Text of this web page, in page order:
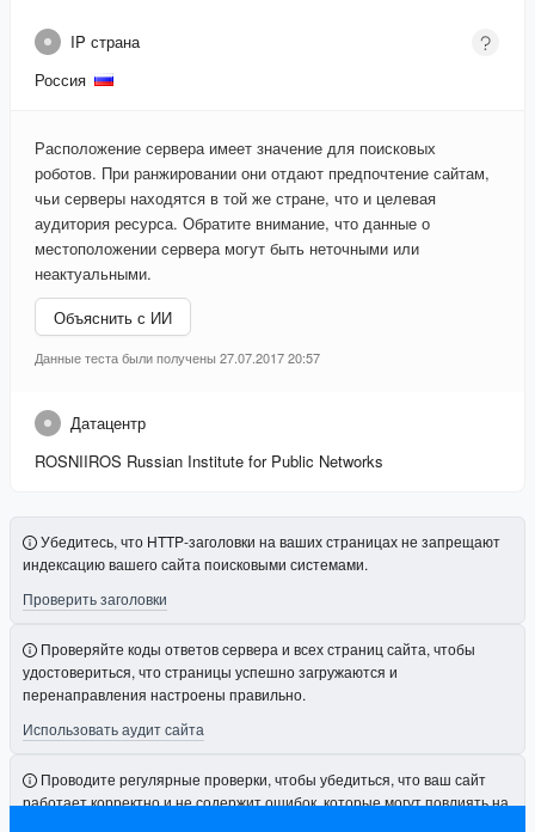
IP страна
Россия
Расположение сервера имеет значение для поисковых
роботов. При ранжировании они отдают предпочтение сайтам,
чьи серверы находятся в той же стране, что и целевая
аудитория ресурса. Обратите внимание, что данные о
местоположении сервера могут быть неточными или
неактуальными.
Объяснить с ИИ
Данные теста были получены 27.07.2017 20:57
Датацентр
ROSNIIROS Russian Institute for Public Networks
Убедитесь, что HTTP-заголовки на ваших страницах не запрещают
индексацию вашего сайта поисковыми системами.
Проверить заголовки
Проверяйте коды ответов сервера и всех страниц сайта, чтобы
удостовериться, что страницы успешно загружаются и
перенаправления настроены правильно.
Использовать аудит сайта
Проводите регулярные проверки, чтобы убедиться, что ваш сайт
работает корректно и не содержит ошибок, которые могут повлиять на